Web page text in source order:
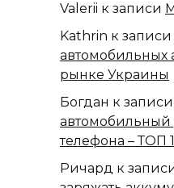
Valerii к записи
Kathrin к записи
автомобильных
рынке Украины
Богдан к записи
автомобильный
телефона – ТОП
Ричард к